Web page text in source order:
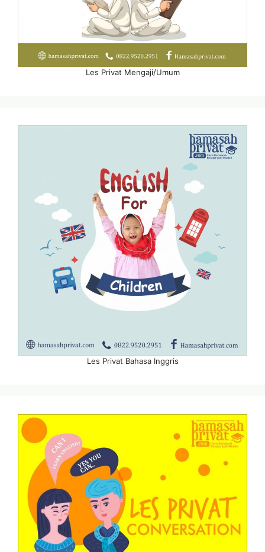
Les Privat Mengaji/Umum
Les Privat Bahasa Inggris